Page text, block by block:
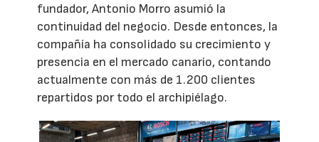
fundador, Antonio Morro asumió la
continuidad del negocio. Desde entonces, la
compañía ha consolidado su crecimiento y
presencia en el mercado canario, contando
actualmente con más de 1.200 clientes
repartidos por todo el archipiélago.